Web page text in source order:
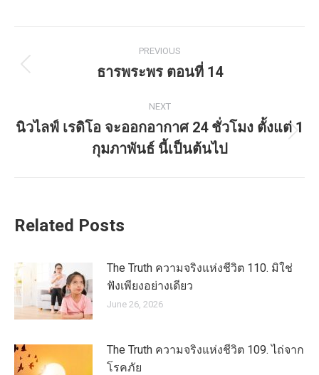
navigation
PREVIOUS
Previous
ธารพระพร ตอนที่ 14
NEXT
Next
post:
นิวไลฟ์ เรดิโอ จะออกอากาศ 24 ชั่วโมง ตั้งแต่ 1
กุมภาพันธ์ นี้เป็นต้นไป
Related Posts
The Truth ความจริงแห่งชีวิต 110. มิใช่
ฟังเพียงอย่างเดียว
June 26, 2026
The Truth ความจริงแห่งชีวิต 109. ไถ่จาก
โรคภัย